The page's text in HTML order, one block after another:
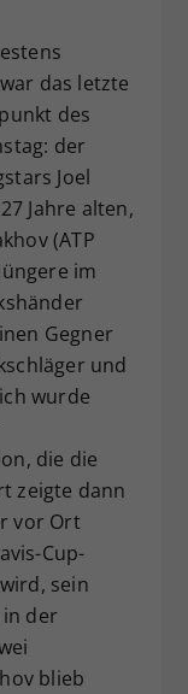
das letzte
des
der
Joel
Jahre alten,
(ATP
im
Gegner
und
wurde
die die
zeigte dann
vor Ort
Cup-
sein
der
blieb